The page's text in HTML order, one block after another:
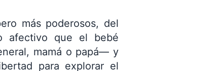
más poderosos, del
afectivo que el bebé
mamá o papá— y
para explorar el